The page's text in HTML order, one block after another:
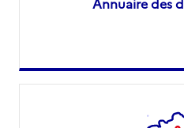
Annuaire des